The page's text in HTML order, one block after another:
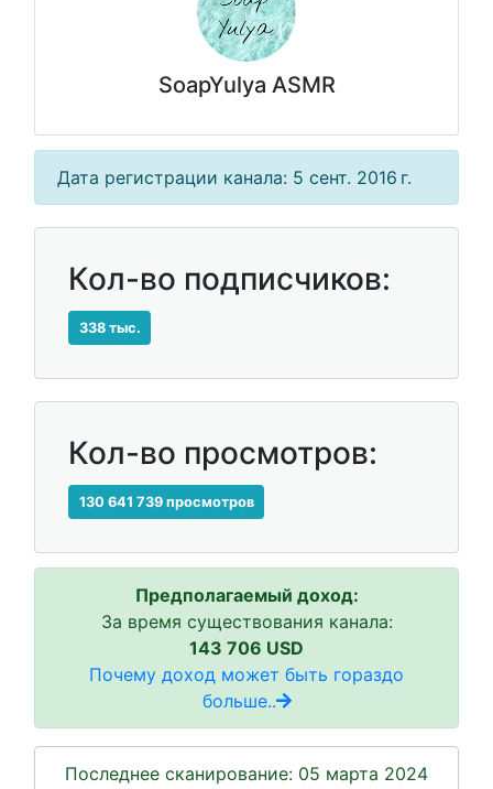
SoapYulya ASMR
Дата регистрации канала: 5 сент. 2016 г.
Кол-во подписчиков:
338 тыс.
Кол-во просмотров:
130 641 739 просмотров
Предполагаемый доход:
За время существования канала:
143 706 USD
Почему доход может быть гораздо
больше..
Последнее сканирование: 05 марта 2024